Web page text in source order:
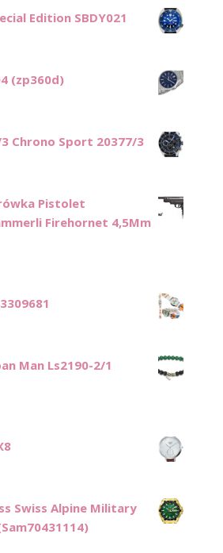
Edition SBDY021
(zp360d)
Chrono Sport 20377/3
Pistolet
Firehornet 4,5Mm
Man Ls2190-2/1
Swiss Alpine Military